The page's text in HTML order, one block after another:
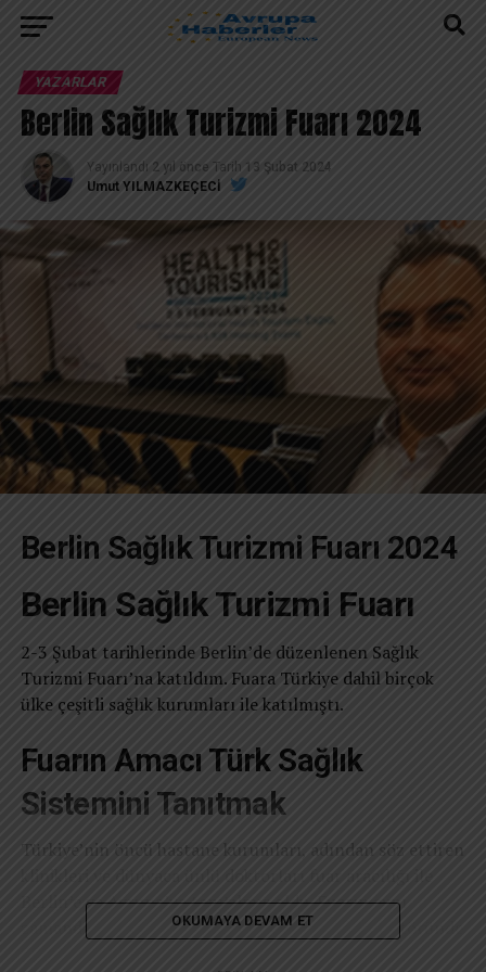
YAZARLAR
Berlin Sağlık Turizmi Fuarı 2024
Yayınlandı 2 yıl önce Tarih 13 Şubat 2024
Umut YILMAZKEÇECİ
Berlin Sağlık Turizmi Fuarı 2024
Berlin Sağlık Turizmi Fuarı
2-3 Şubat tarihlerinde Berlin’de düzenlenen Sağlık
Turizmi Fuarı’na katıldım. Fuara Türkiye dahil birçok
ülke çeşitli sağlık kurumları ile katılmıştı.
Fuarın Amacı Türk Sağlık
Sistemini Tanıtmak
Türkiye’nin öncü hastane kurumları, adından söz ettiren
Berlin’e ve Avrupa’ya tanıtılmış oldu. Fuarın aynı
zamanda Türkiye ve Almanya arasında sağlık sektöründe
OKUMAYA DEVAM ET